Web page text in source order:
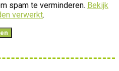
spam te verminderen. Bekijk
verwerkt.